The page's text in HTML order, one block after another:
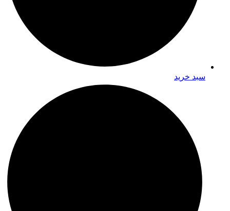
سبد خرید